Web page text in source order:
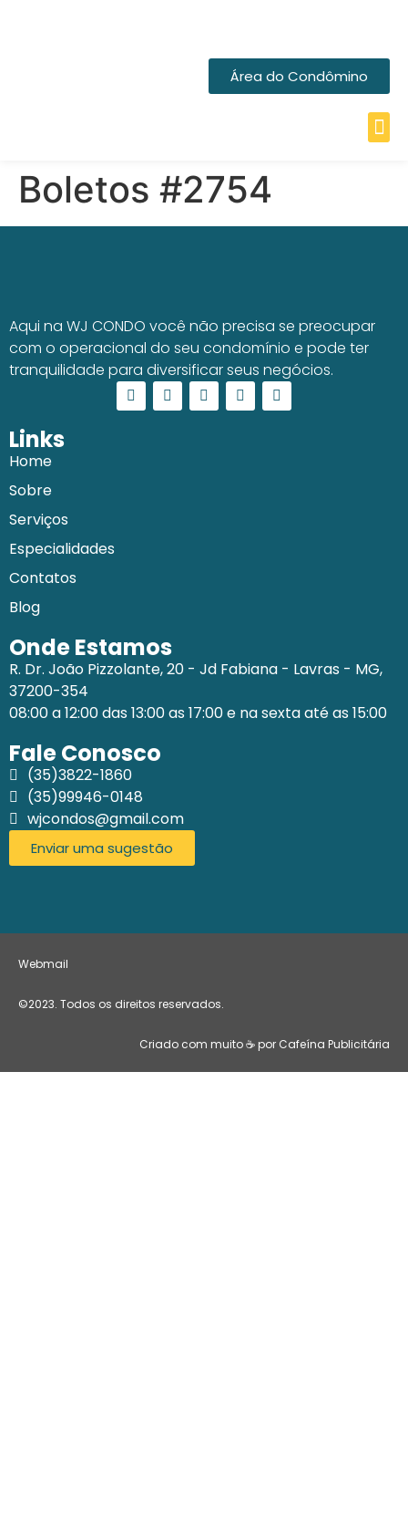
Área do Condômino
Boletos #2754
Aqui na WJ CONDO você não precisa se preocupar
com o operacional do seu condomínio e pode ter
tranquilidade para diversificar seus negócios.
Links
Home
Sobre
Serviços
Especialidades
Contatos
Blog
Onde Estamos
R. Dr. João Pizzolante, 20 - Jd Fabiana - Lavras - MG,
37200-354
08:00 a 12:00 das 13:00 as 17:00 e na sexta até as 15:00
Fale Conosco
(35)3822-1860
(35)99946-0148
wjcondos@gmail.com
Enviar uma sugestão
Webmail
©2023. Todos os direitos reservados.
Criado com muito ☕ por Cafeína Publicitária